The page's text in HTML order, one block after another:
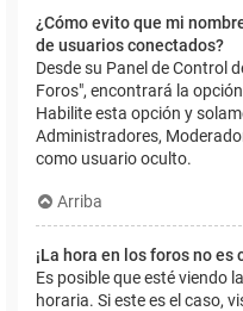
¿Cómo evito que mi
de usuarios conectados?
Desde su Panel de Control
Foros", encontrará la opción
Habilite esta opción y
Administradores,
como usuario oculto.
Arriba
¡La hora en los foros no es
Es posible que esté viendo
horaria. Si este es el caso,